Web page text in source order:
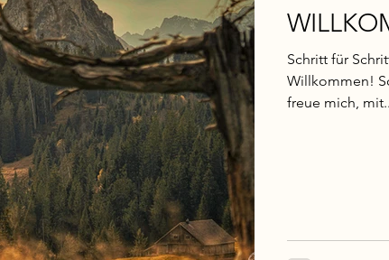
Schritt für
Willkommen!
freue mich,